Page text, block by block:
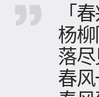
「
杨
落尽
春